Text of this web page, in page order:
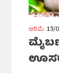
ಅರಿಮೆ 13/